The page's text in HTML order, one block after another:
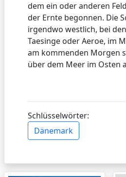
dem ein oder anderen
der Ernte begonnen. Die
irgendwo westlich, bei
Taesinge oder Aeroe, im
am kommenden Morgen
über dem Meer im Osten
Schlüsselwörter:
Dänemark